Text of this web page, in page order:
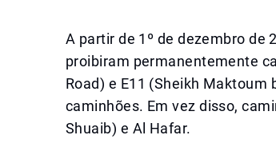
A partir de 1º de dezembro de
proibiram permanentemente
Road) e E11 (Sheikh Maktoum
caminhões. Em vez disso,
Shuaib) e Al Hafar.